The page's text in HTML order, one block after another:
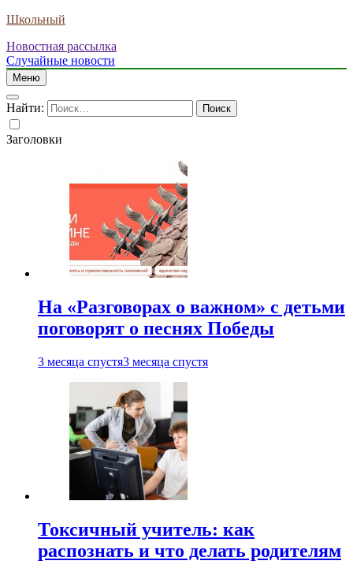
Школьный
Новостная рассылка
Случайные новости
Меню
Найти:
Заголовки
На «Разговорах о важном» с детьми
поговорят о песнях Победы
3 месяца спустя3 месяца спустя
Токсичный учитель: как
распознать и что делать родителям